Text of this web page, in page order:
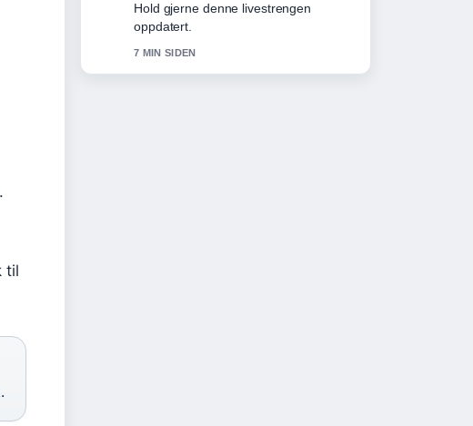
til
folge.
9 MIN SIDEN